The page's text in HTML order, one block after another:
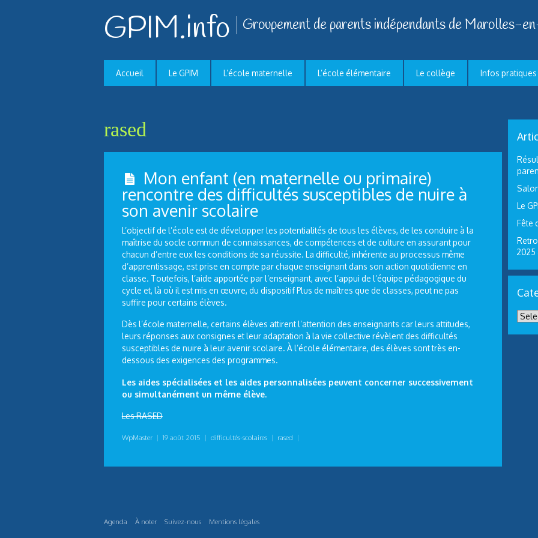
GPIM.info Groupement de parents indépendants de Marolles-
Accueil Le GPIM L’école maternelle L’école élémentaire Le collège Infos pratiques
rased
Mon enfant (en maternelle ou primaire)
rencontre des difficultés susceptibles de nuire à
son avenir scolaire
L’objectif de l’école est de développer les potentialités de tous les élèves, de les conduire à la
maîtrise du socle commun de connaissances, de compétences et de culture en assurant pour
chacun d’entre eux les conditions de sa réussite. La difficulté, inhérente au processus même
d’apprentissage, est prise en compte par chaque enseignant dans son action quotidienne en
classe. Toutefois, l’aide apportée par l’enseignant, avec l’appui de l’équipe pédagogique du
cycle et, là où il est mis en œuvre, du dispositif Plus de maîtres que de classes, peut ne pas
suffire pour certains élèves.
Dès l’école maternelle, certains élèves attirent l’attention des enseignants car leurs attitudes,
leurs réponses aux consignes et leur adaptation à la vie collective révèlent des difficultés
susceptibles de nuire à leur avenir scolaire. À l’école élémentaire, des élèves sont très en-
dessous des exigences des programmes.
Les aides spécialisées et les aides personnalisées peuvent concerner successivement
ou simultanément un même élève.
Les RASED
WpMaster | 19 août 2015 | difficultés-scolaires | rased |
Le
Fête
2025
Agenda À noter Suivez-nous Mentions légales